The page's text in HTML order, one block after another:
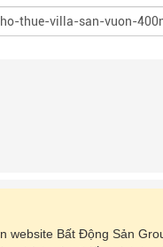
website Bất Động Sản